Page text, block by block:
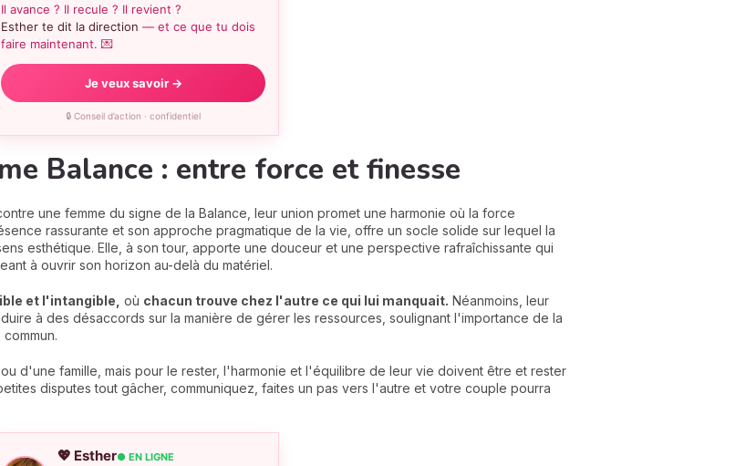
Il avance ? Il recule ? Il revient ?
Esther te dit la direction — et ce que tu dois
faire maintenant. 💌
Je veux savoir →
🔒 Conseil d’action · confidentiel
Balance : entre force et finesse
une femme du signe de la Balance, leur union promet une harmonie où la force
rassurante et son approche pragmatique de la vie, offre un socle solide sur lequel la
esthétique. Elle, à son tour, apporte une douceur et une perspective rafraîchissante qui
à ouvrir son horizon au-delà du matériel.
et l'intangible, où chacun trouve chez l'autre ce qui lui manquait. Néanmoins, leur
à des désaccords sur la manière de gérer les ressources, soulignant l'importance de la
d'une famille, mais pour le rester, l'harmonie et l'équilibre de leur vie doivent être et rester
disputes tout gâcher, communiquez, faites un pas vers l'autre et votre couple pourra
💖 Esther● EN LIGNE